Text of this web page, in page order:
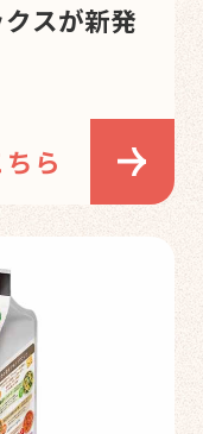
スが新発
ら